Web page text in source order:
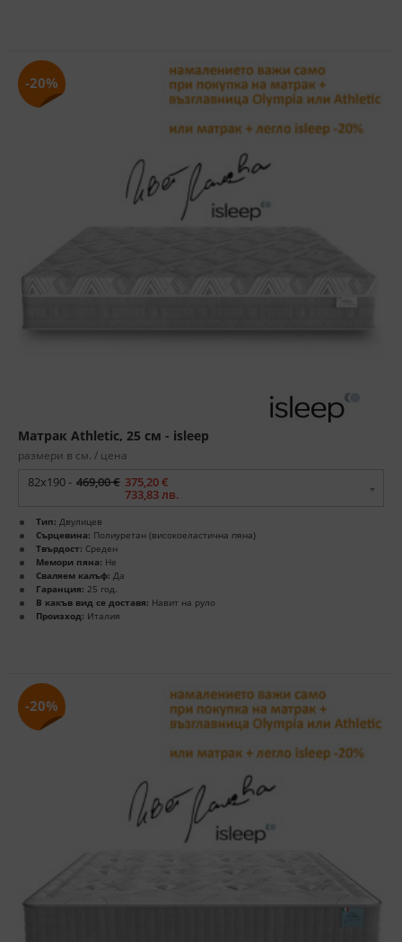
-20%
Матрак Athletic, 25 см - isleep
размери в см. / цена
82x190 - 469,00 € 375,20 €
733,83 лв.
Тип: Двулицев
Сърцевина: Полиуретан (високоеластична пяна)
Твърдост: Среден
Мемори пяна: Не
Сваляем калъф: Да
Гаранция: 25 год.
В какъв вид се доставя: Навит на руло
Произход: Италия
-20%